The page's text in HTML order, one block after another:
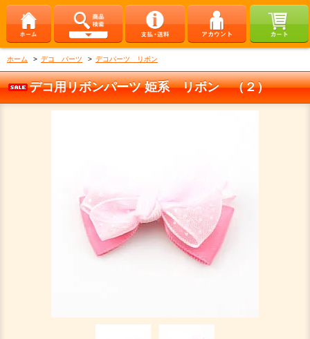
ホーム > デコ パーツ > デコパーツ リボン
デコ用リボンパーツ 姫系 リボン （２）